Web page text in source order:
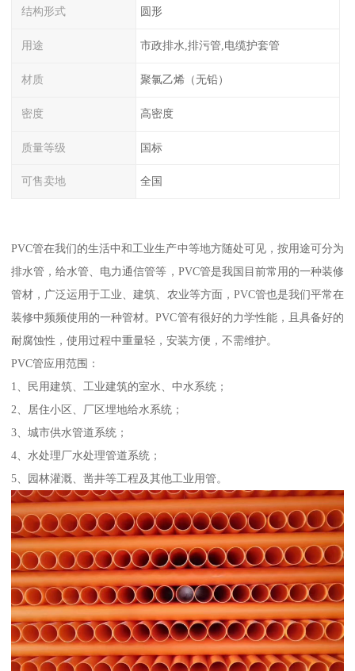
结构形式 圆形
用途 市政排水,排污管,电缆护套管
材质 聚氯乙烯（无铅）
密度 高密度
质量等级 国标
可售卖地 全国
PVC管在我们的生活中和工业生产中等地方随处可见，按用途可分为
排水管，给水管、电力通信管等，PVC管是我国目前常用的一种装修
管材，广泛运用于工业、建筑、农业等方面，PVC管也是我们平常在
装修中频频使用的一种管材。PVC管有很好的力学性能，且具备好的
耐腐蚀性，使用过程中重量轻，安装方便，不需维护。
PVC管应用范围：
1、民用建筑、工业建筑的室水、中水系统；
2、居住小区、厂区埋地给水系统；
3、城市供水管道系统；
4、水处理厂水处理管道系统；
5、园林灌溉、凿井等工程及其他工业用管。